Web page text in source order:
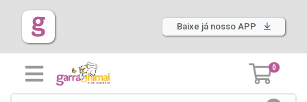
Baixe já nosso APP
0